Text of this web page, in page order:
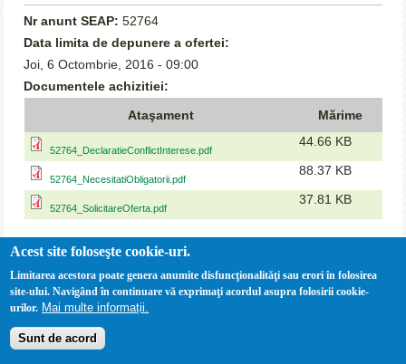
Nr anunt SEAP:52764
Data limita de depunere a ofertei:
Joi, 6 Octombrie, 2016 - 09:00
Documentele achizitiei:
Ataşament
Mărime
52764_DeclaratieConflictInterese.pdf
44.66 KB
52764_NecesitatiObligatorii.pdf
88.37 KB
52764_SolicitareOferta.pdf
37.81 KB
Acest site foloseşte cookie-uri.
Limitarea acestora poate genera anumite disfuncţionalităţi sau erori în folosirea
site-ului. Navigând în continuare vă exprimaţi acordul asupra folosirii cookie-
urilor. Mai multe informații.
Sunt de acord